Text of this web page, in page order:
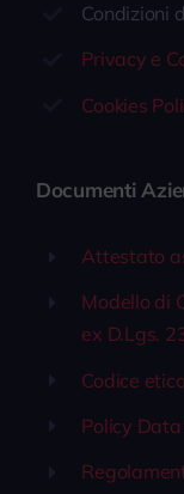
Condizioni
Privacy e
Cookies
Documenti
Attestato
Modello di
ex D.Lgs.
Codice etico
Policy